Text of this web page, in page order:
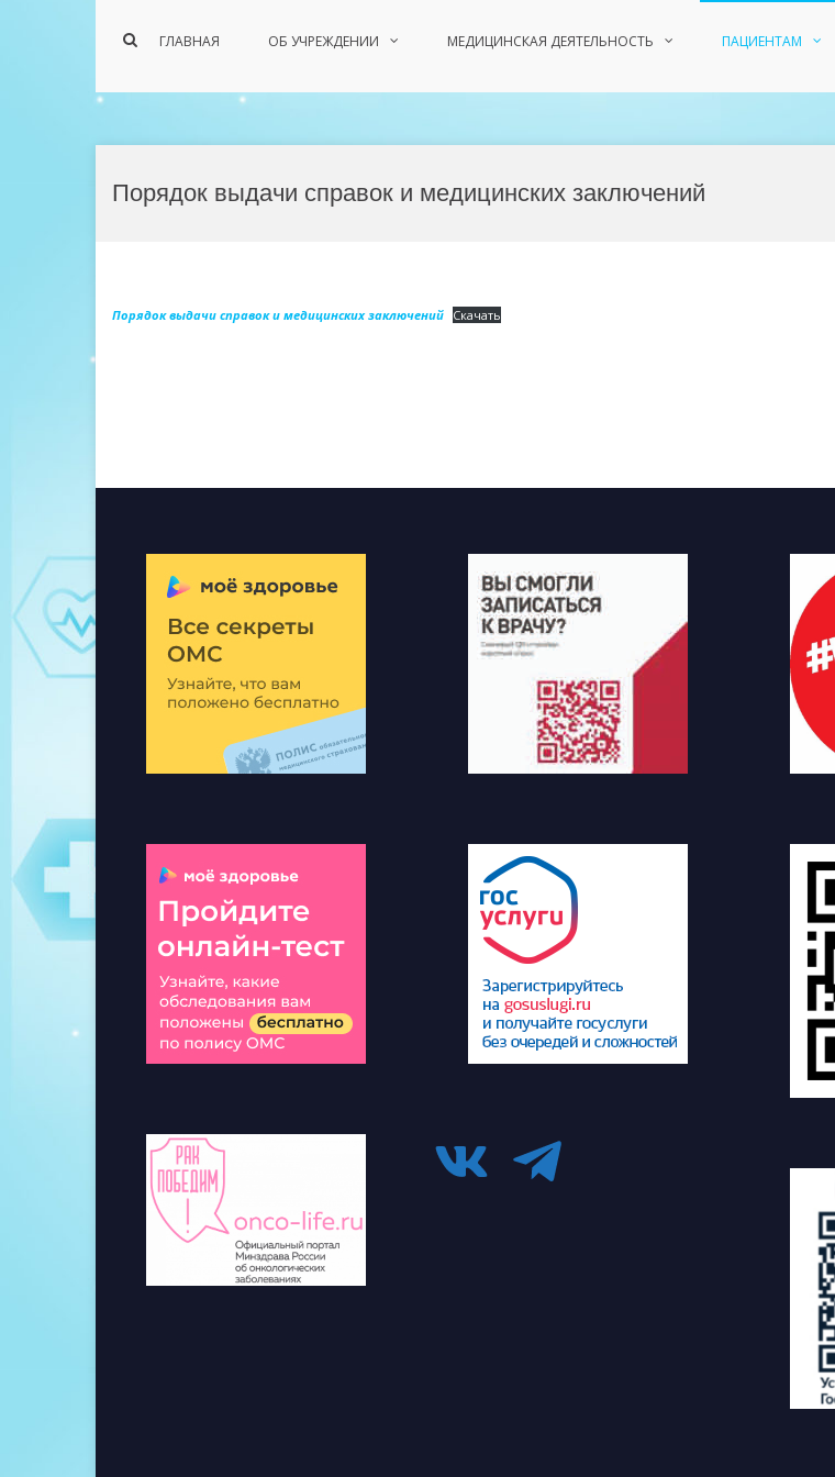
содержимому
ГЛАВНАЯ ОБ УЧРЕЖДЕНИИ МЕДИЦИНСКАЯ ДЕЯТЕЛЬНОСТЬ ПАЦИЕНТАМ
Показать
Порядок выдачи справок и медицинских заключений
Порядок выдачи справок и медицинских заключений Скачать